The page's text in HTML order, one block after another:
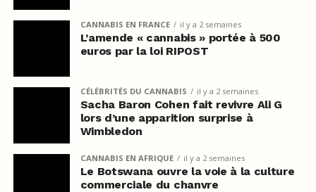
CANNABIS EN FRANCE il y a 2 semaines
L’amende « cannabis » portée à 500
euros par la loi RIPOST
CÉLÉBRITÉS DU CANNABIS il y a 2 semaines
Sacha Baron Cohen fait revivre Ali G
lors d’une apparition surprise à
Wimbledon
CANNABIS EN AFRIQUE il y a 2 semaines
Le Botswana ouvre la voie à la culture
commerciale du chanvre